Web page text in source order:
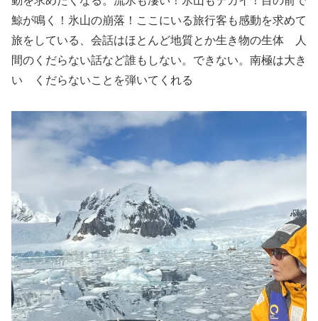
鯨が鳴く！氷山の崩落！ここにいる旅行客も感動を求めて
旅をしている、会話はほとんど地質とか生き物の生体 人
間のくだらない話など誰もしない。できない。南極は大き
い くだらないことを弾いてくれる